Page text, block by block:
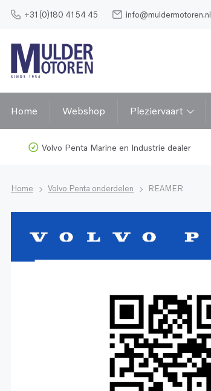
+31 (0)180 41 54 45 info@muldermotoren.nl
Home Webshop Pleziervaart
Volvo Penta Marine en Industrie dealer
Home Volvo Penta onderdelen REAMER